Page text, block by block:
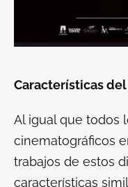
Características
Al igual que todos
cinematográficos
trabajos de estos
características